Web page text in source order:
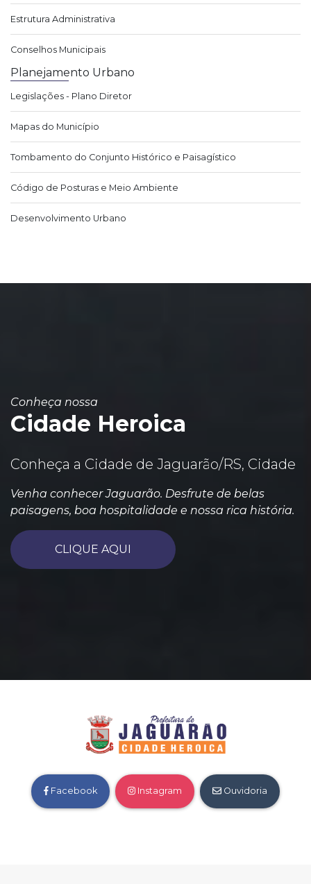
Estrutura Administrativa
Conselhos Municipais
Planejamento Urbano
Legislações - Plano Diretor
Mapas do Município
Tombamento do Conjunto Histórico e Paisagístico
Código de Posturas e Meio Ambiente
Desenvolvimento Urbano
Conheça nossa
Cidade Heroica
Conheça a Cidade de Jaguarão/RS, Cidade
Venha conhecer Jaguarão. Desfrute de belas
paisagens, boa hospitalidade e nossa rica história.
CLIQUE AQUI
Facebook Instagram Ouvidoria